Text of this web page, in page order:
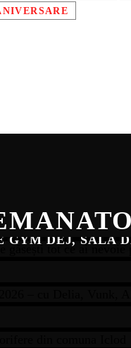
GYM DEJ, SALA